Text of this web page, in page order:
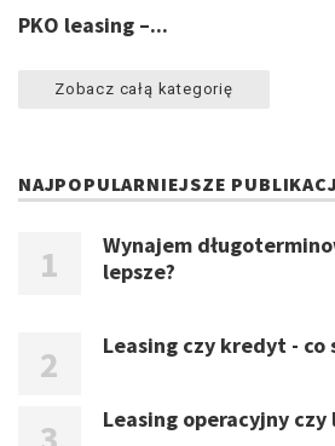
PKO leasing –...
Zobacz całą kategorię
NAJPOPULARNIEJSZE
Wynajem
lepsze?
Leasing czy kredyt - co
Leasing operacyjny